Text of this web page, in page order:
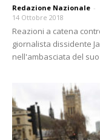
Redazione Nazionale -
14 Ottobre 2018
Reazioni a catena
giornalista dissidente
nell'ambasciata del